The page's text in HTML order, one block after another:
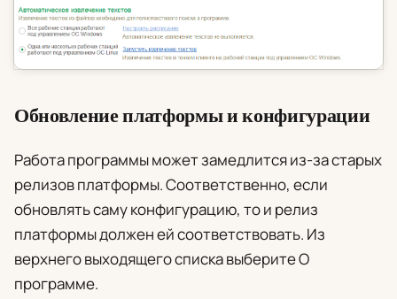
Обновление платформы и конфигурации
Работа программы может замедлится из-за старых
релизов платформы. Соответственно, если
обновлять саму конфигурацию, то и релиз
платформы должен ей соответствовать. Из
верхнего выходящего списка выберитеО
программе.